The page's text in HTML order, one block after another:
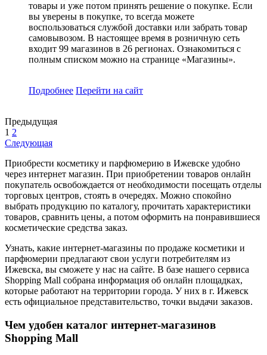
товары и уже потом принять решение о покупке. Если
вы уверены в покупке, то всегда можете
воспользоваться службой доставки или забрать товар
самовывозом. В настоящее время в розничную сеть
входит 99 магазинов в 26 регионах. Ознакомиться с
полным списком можно на странице «Магазины».
Подробнее Перейти на сайт
Предыдущая
1 2
Следующая
Приобрести косметику и парфюмерию в Ижевске удобно
через интернет магазин. При приобретении товаров онлайн
покупатель освобождается от необходимости посещать отделы
торговых центров, стоять в очередях. Можно спокойно
выбрать продукцию по каталогу, прочитать характеристики
товаров, сравнить цены, а потом оформить на понравившиеся
косметические средства заказ.
Узнать, какие интернет-магазины по продаже косметики и
парфюмерии предлагают свои услуги потребителям из
Ижевска, вы сможете у нас на сайте. В базе нашего сервиса
Shopping Mall собрана информация об онлайн площадках,
которые работают на территории города. У них в г. Ижевск
есть официальное представительство, точки выдачи заказов.
Чем удобен каталог интернет-магазинов
Shopping Mall